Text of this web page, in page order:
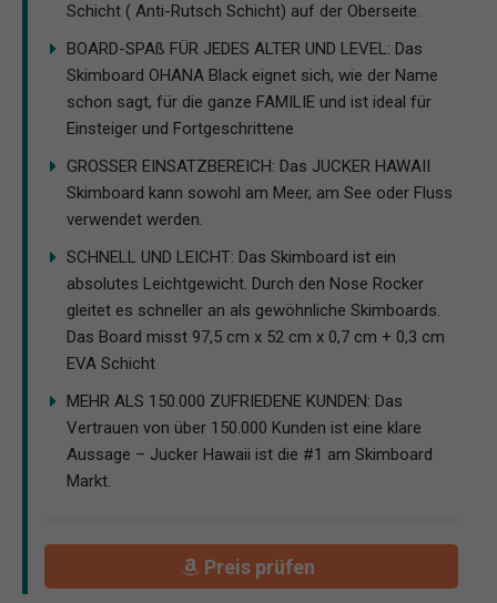
Schicht ( Anti-Rutsch Schicht) auf der Oberseite.
BOARD-SPAß FÜR JEDES ALTER UND LEVEL: Das
Skimboard OHANA Black eignet sich, wie der Name
schon sagt, für die ganze FAMILIE und ist ideal für
Einsteiger und Fortgeschrittene
GROSSER EINSATZBEREICH: Das JUCKER HAWAII
Skimboard kann sowohl am Meer, am See oder Fluss
verwendet werden.
SCHNELL UND LEICHT: Das Skimboard ist ein
absolutes Leichtgewicht. Durch den Nose Rocker
gleitet es schneller an als gewöhnliche Skimboards.
Das Board misst 97,5 cm x 52 cm x 0,7 cm + 0,3 cm
EVA Schicht
MEHR ALS 150.000 ZUFRIEDENE KUNDEN: Das
Vertrauen von über 150.000 Kunden ist eine klare
Aussage – Jucker Hawaii ist die #1 am Skimboard
Markt.
Preis prüfen